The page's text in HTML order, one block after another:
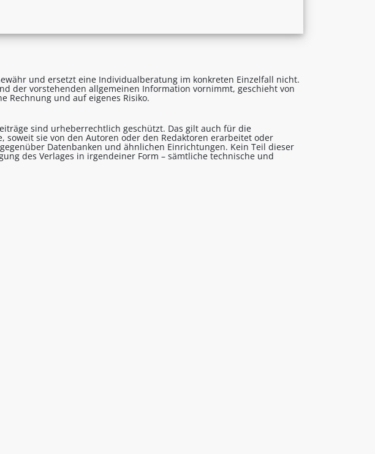
und ersetzt eine Individualberatung im konkreten Einzelfall nicht.
der vorstehenden allgemeinen Information vornimmt, geschieht von
Rechnung und auf eigenes Risiko.
sind urheberrechtlich geschützt. Das gilt auch für die
soweit sie von den Autoren oder den Redaktoren erarbeitet oder
Datenbanken und ähnlichen Einrichtungen. Kein Teil dieser
des Verlages in irgendeiner Form – sämtliche technische und